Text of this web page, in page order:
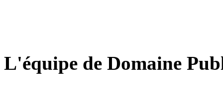
L'équipe de Domaine